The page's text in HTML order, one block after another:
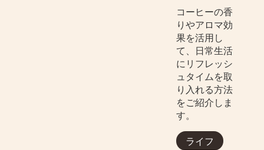
コーヒーの香
りやアロマ効
果を活用し
て、日常生活
にリフレッシ
ュタイムを取
り入れる方法
をご紹介しま
す。
ライフ